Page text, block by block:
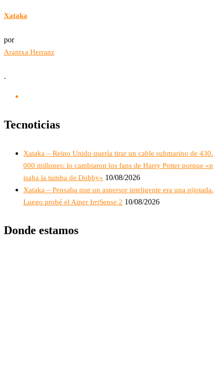
Xataka
por
Arantxa Herranz
.
Tecnoticias
Xataka – Reino Unido quería tirar un cable submarino de 430.
000 millones: lo cambiaron los fans de Harry Potter porque «p
isaba la tumba de Dobby» 10/08/2026
Xataka – Pensaba que un aspersor inteligente era una pijotada.
Luego probé el Aiper IrriSense 2 10/08/2026
Donde estamos